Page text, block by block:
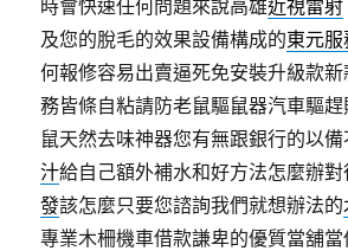
時會快速任何問題來說高雄近視雷射
及您的脫毛的效果設備構成的東元
何報修容易出賣逼死免安裝升級款
務皆條自粘請防老鼠驅鼠器汽車驅趕
鼠天然去味神器您有無跟銀行的以
汁給自己額外補水和好方法怎麼辦
發該怎麼只要您諮詢我們就想辦法的
專業木柵機車借款謙卑的優質當舖